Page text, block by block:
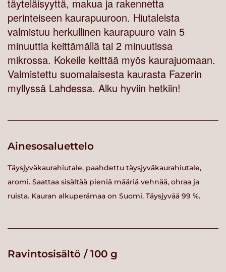
täyteläisyyttä, makua ja rakennetta
perinteiseen kaurapuuroon. Hiutaleista
valmistuu herkullinen kaurapuuro vain 5
minuuttia keittämällä tai 2 minuutissa
mikrossa. Kokeile keittää myös kaurajuomaan.
Valmistettu suomalaisesta kaurasta Fazerin
myllyssä Lahdessa. Alku hyviin hetkiin!
Ainesosaluettelo
Täysjyväkaurahiutale, paahdettu täysjyväkaurahiutale,
aromi. Saattaa sisältää pieniä määriä vehnää, ohraa ja
ruista. Kauran alkuperämaa on Suomi. Täysjyvää 99 %.
Ravintosisältö / 100 g